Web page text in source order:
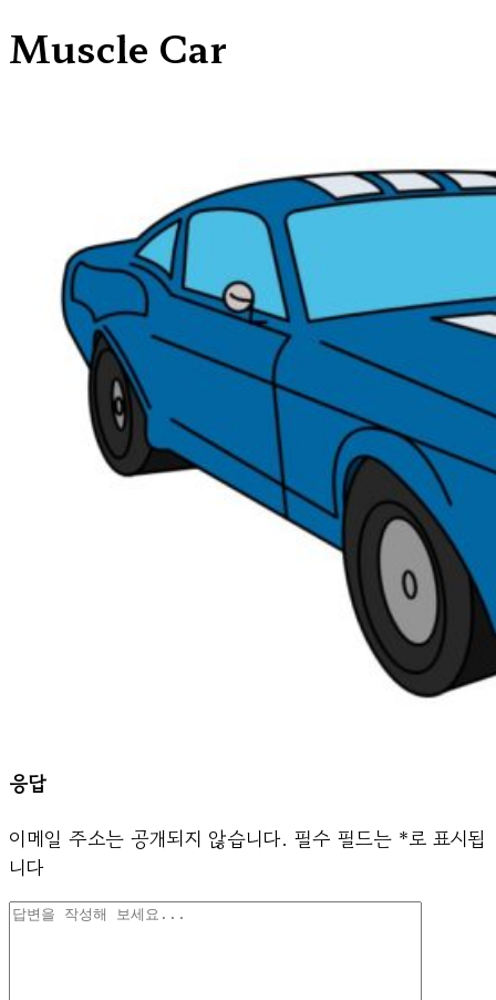
Muscle Car
응답
이메일 주소는 공개되지 않습니다. 필수 필드는 *로 표시됩
니다